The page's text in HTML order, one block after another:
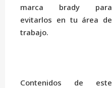
marca brady para
evitarlos en tu área de
trabajo.
Contenidos de este